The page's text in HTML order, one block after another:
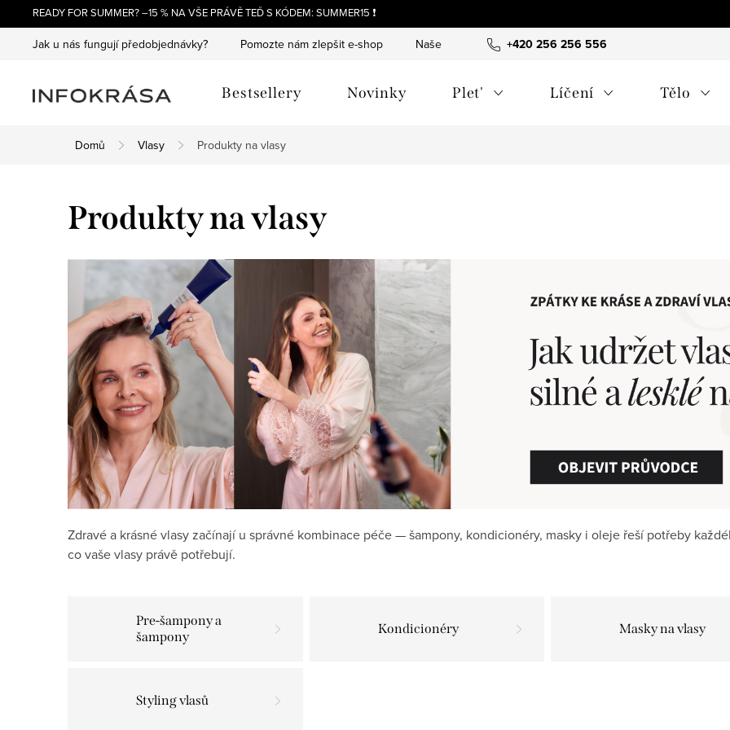
na
obsah
READY FOR SUMMER? –15 % NA VŠE PRÁVĚ TEĎ S KÓDEM: SUMMER15 ❗
+420 256 256 556
Jak u nás fungují předobjednávky? Pomozte nám zlepšit e-shop Naše tipy a příběhy O nás
Bestsellery Novinky Plet' Líčení Tělo
Domů Vlasy Produkty na vlasy
Produkty na vlasy
Zdravé a krásné vlasy začínají u správné kombinace péče — šampony, kondicionéry, masky i oleje řeší potřeby
co vaše vlasy právě potřebují.
Pre-šampony a
šampony
Kondicionéry Masky na vlasy
Styling vlasů